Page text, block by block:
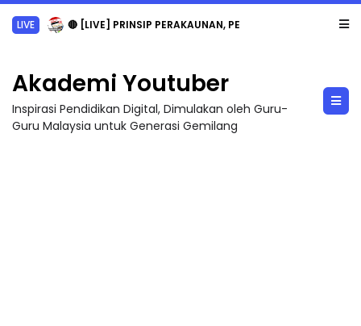
TRANSFORMASI DIGITAL GURU SIRI 7 : PAHLAWAN DIGITAL PENYELAMAT DUNIA
Akademi Youtuber
Inspirasi Pendidikan Digital, Dimulakan oleh Guru-
Guru Malaysia untuk Generasi Gemilang